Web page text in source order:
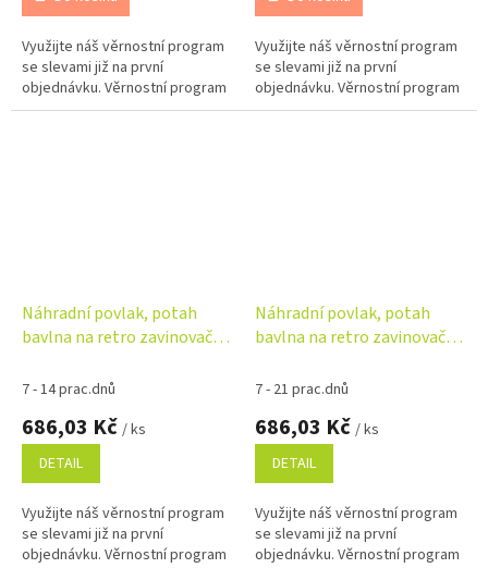
Využijte náš věrnostní program
se slevami již na první
objednávku. Věrnostní program
Využijte náš věrnostní program
se slevami již na první
objednávku. Věrnostní program
Náhradní povlak, potah
bavlna na retro zavinovačku
Medvídek
7 - 14 prac.dnů
686,03 Kč / ks
DETAIL
Využijte náš věrnostní program
se slevami již na první
objednávku. Věrnostní program
Náhradní povlak, potah
bavlna na retro zavinovačku
pírko
7 - 21 prac.dnů
686,03 Kč / ks
DETAIL
Využijte náš věrnostní program
se slevami již na první
objednávku. Věrnostní program